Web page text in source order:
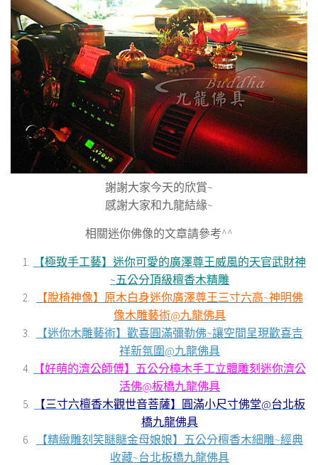
謝謝大家今天的欣賞~
感謝大家和九龍結緣~
相關迷你佛像的文章請參考^^
【極致手工藝】迷你可愛的廣澤尊王威風的天官武財神
~五公分頂級檀香木精雕
【脫椅神像】原木白身迷你廣澤尊王三寸六高~神明佛
像木雕藝術@九龍佛具
【迷你木雕藝術】歡喜圓滿彌勒佛~讓空間呈現歡喜吉
祥新氛圍@九龍佛具
【好萌的濟公師傅】五公分樟木手工立體雕刻迷你濟公
活佛@板橋九龍佛具
【三寸六檀香木觀世音菩薩】圓滿小尺寸佛堂@台北板
橋九龍佛具
【精緻雕刻笑瞇瞇金母娘娘】五公分檀香木細雕~經典
收藏~台北板橋九龍佛具